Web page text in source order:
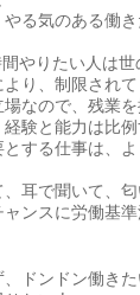
る気のある働
やりたい人は世
り、制限されて
なので、残業
験と能力は比
する仕事は、
耳で聞いて、匂
ンスに労働基
ドンドン働きた